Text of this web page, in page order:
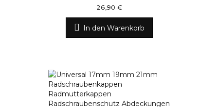
26,90 €
In den Warenkorb